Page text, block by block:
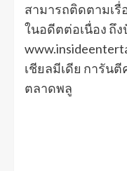
สามารถติดตามเรื่
ในอดีตต่อเนื่อง ถึ
เชียลมีเดีย การัน
ตลาดพลู